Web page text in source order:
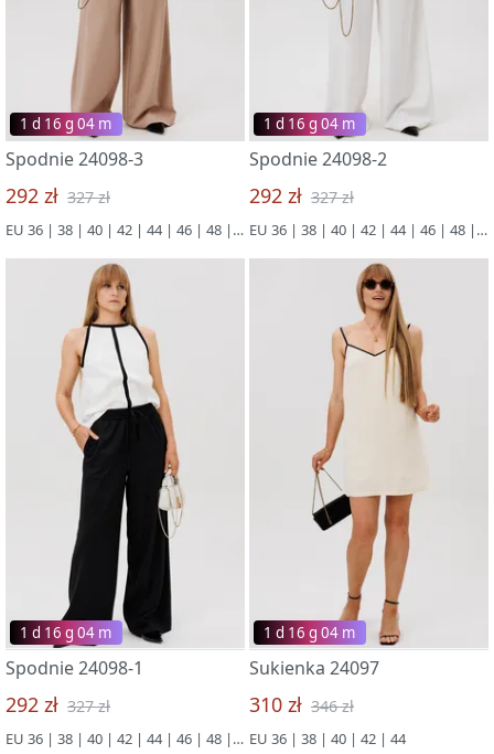
1 d 16 g 03 m
Spodnie 24098-3
292 zł 327 zł
EU 36 | 38 | 40 | 42 | 44 | 46 | 48 | 50
1 d 16 g 03 m
Spodnie 24098-2
292 zł 327 zł
EU 36 | 38 | 40 | 42 | 44 | 46 | 48 | 50
1 d 16 g 03 m
Spodnie 24098-1
292 zł 327 zł
EU 36 | 38 | 40 | 42 | 44 | 46 | 48 | 50
1 d 16 g 03 m
Sukienka 24097
310 zł 346 zł
EU 36 | 38 | 40 | 42 | 44